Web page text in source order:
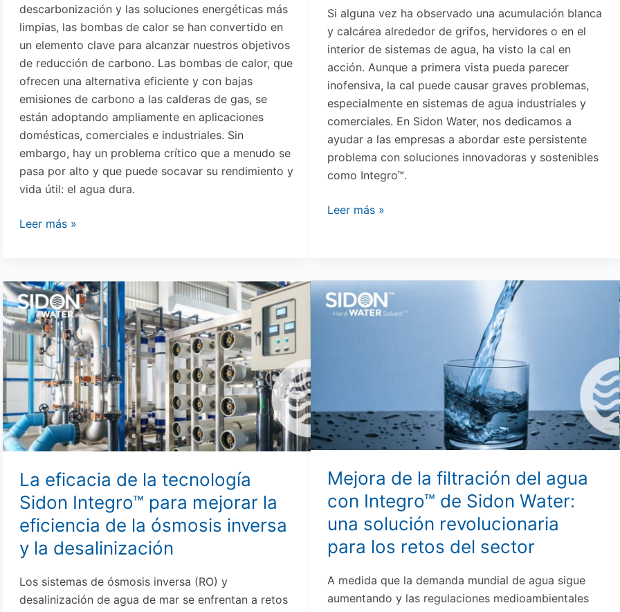
descarbonización y las soluciones energéticas más
limpias, las bombas de calor se han convertido en
un elemento clave para alcanzar nuestros objetivos
de reducción de carbono. Las bombas de calor, que
ofrecen una alternativa eficiente y con bajas
emisiones de carbono a las calderas de gas, se
están adoptando ampliamente en aplicaciones
domésticas, comerciales e industriales. Sin
embargo, hay un problema crítico que a menudo se
pasa por alto y que puede socavar su rendimiento y
vida útil: el agua dura.
Leer más »
Si alguna vez ha observado una acumulación blanca
y calcárea alrededor de grifos, hervidores o en el
interior de sistemas de agua, ha visto la cal en
acción. Aunque a primera vista pueda parecer
inofensiva, la cal puede causar graves problemas,
especialmente en sistemas de agua industriales y
comerciales. En Sidon Water, nos dedicamos a
ayudar a las empresas a abordar este persistente
problema con soluciones innovadoras y sostenibles
como Integro™.
Leer más »
La eficacia de la tecnología
Sidon Integro™ para mejorar la
eficiencia de la ósmosis inversa
y la desalinización
Los sistemas de ósmosis inversa (RO) y
desalinización de agua de mar se enfrentan a retos
La
eficacia
de
tecnología
Sidon
Integro™
para
mejorar
la
de
la
ósmosis
inversa
y
la
desalinización
Mejora de la filtración del agua
con Integro™ de Sidon Water:
una solución revolucionaria
para los retos del sector
A medida que la demanda mundial de agua sigue
aumentando y las regulaciones medioambientales
Mejora
de
Integro™
de
Sidon
Water:
una
solución
revolucionaria
para
los
retos
del